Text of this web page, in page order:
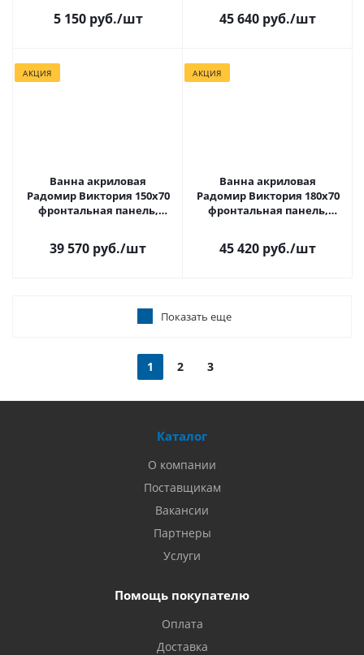
5 150 руб./шт
панель+каркас+слив
45 640 руб./шт
АКЦИЯ
Ванна акриловая
Радомир Виктория 150х70
фронтальная панель,
39 570 руб./шт
АКЦИЯ
Ванна акриловая
Радомир Виктория 180х70
фронтальная панель,
хром
45 420 руб./шт
Показать еще
1 2 3
Каталог
О компании
Поставщикам
Вакансии
Партнеры
Услуги
Помощь покупателю
Оплата
Доставка